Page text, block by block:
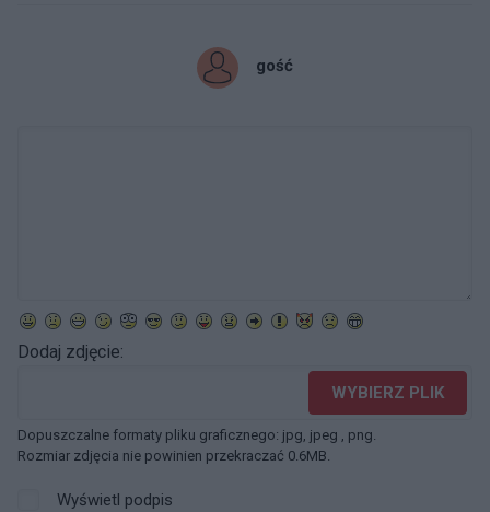
gość
Dodaj zdjęcie:
WYBIERZ PLIK
Dopuszczalne formaty pliku graficznego: jpg, jpeg , png.
Rozmiar zdjęcia nie powinien przekraczać 0.6MB.
Wyświetl podpis